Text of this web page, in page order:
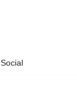
Social